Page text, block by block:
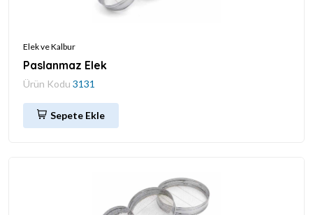
Elek ve Kalbur
Paslanmaz Elek
Ürün Kodu 3131
Sepete Ekle